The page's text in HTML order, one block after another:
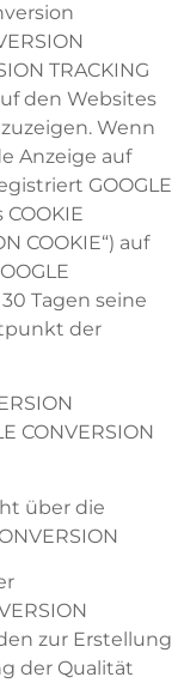
TRACKING
den Websites
Wenn
Anzeige auf
GOOGLE
COOKIE“) auf
Tagen seine
der
CONVERSION
über die
zur Erstellung
der Qualität